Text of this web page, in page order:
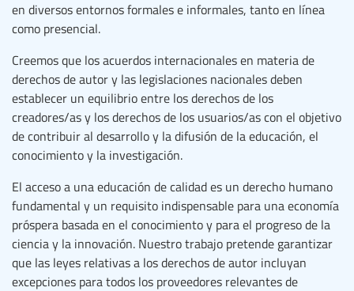
en diversos entornos formales e informales, tanto en línea
como presencial.
Creemos que los acuerdos internacionales en materia de
derechos de autor y las legislaciones nacionales deben
establecer un equilibrio entre los derechos de los
creadores/as y los derechos de los usuarios/as con el objetivo
de contribuir al desarrollo y la difusión de la educación, el
conocimiento y la investigación.
El acceso a una educación de calidad es un derecho humano
fundamental y un requisito indispensable para una economía
próspera basada en el conocimiento y para el progreso de la
ciencia y la innovación. Nuestro trabajo pretende garantizar
que las leyes relativas a los derechos de autor incluyan
excepciones para todos los proveedores relevantes de